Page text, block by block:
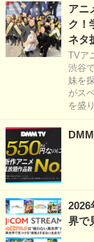
アニ
ク！
ネタ
TVア
渋谷
妹を
がス
を盛
2026
界で